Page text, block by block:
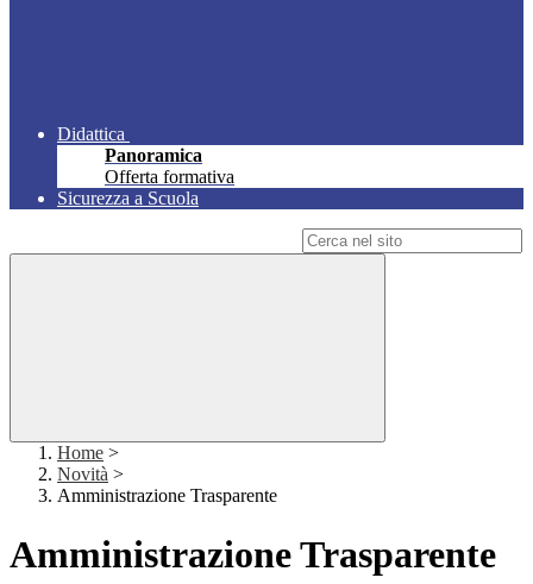
Didattica
Panoramica
Offerta formativa
Sicurezza a Scuola
Home >
Novità >
Amministrazione Trasparente
Amministrazione Trasparente